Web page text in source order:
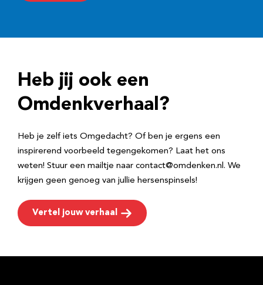
r
e
Heb jij ook een
Omdenkverhaal?
Heb je zelf iets Omgedacht? Of ben je ergens een
inspirerend voorbeeld tegengekomen? Laat het ons
weten! Stuur een mailtje naar contact@omdenken.nl. We
krijgen geen genoeg van jullie hersenspinsels!
Vertel jouw verhaal